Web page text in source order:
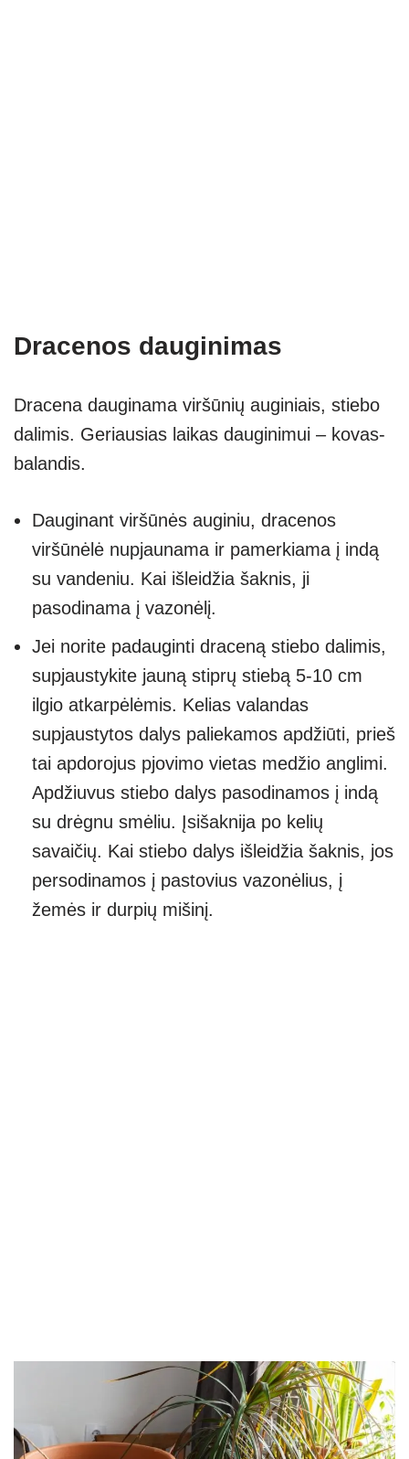
Dracenos dauginimas
Dracena dauginama viršūnių auginiais, stiebo
dalimis. Geriausias laikas dauginimui – kovas-
balandis.
Dauginant viršūnės auginiu, dracenos
viršūnėlė nupjaunama ir pamerkiama į indą
su vandeniu. Kai išleidžia šaknis, ji
pasodinama į vazonėlį.
Jei norite padauginti draceną stiebo dalimis,
supjaustykite jauną stiprų stiebą 5-10 cm
ilgio atkarpėlėmis. Kelias valandas
supjaustytos dalys paliekamos apdžiūti, prieš
tai apdorojus pjovimo vietas medžio anglimi.
Apdžiuvus stiebo dalys pasodinamos į indą
su drėgnu smėliu. Įsišaknija po kelių
savaičių. Kai stiebo dalys išleidžia šaknis, jos
persodinamos į pastovius vazonėlius, į
žemės ir durpių mišinį.